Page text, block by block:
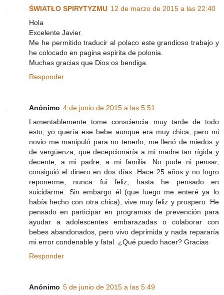
ŚWIATŁO SPIRYTYZMU 12 de marzo de 2015 a las 22:40
Hola
Excelente Javier.
Me he permitido traducir al polaco este grandioso trabajo y
he colocado en pagina espirita de polonia.
Muchas gracias que Dios os bendiga.
Responder
Anónimo 4 de junio de 2015 a las 5:51
Lamentablemente tome consciencia muy tarde de todo
esto, yo quería ese bebe aunque era muy chica, pero mi
novio me manipuló para no tenerlo, me llenó de miedos y
de vergüenza, que decepcionaría a mi madre tan rígida y
decente, a mi padre, a mi familia. No pude ni pensar,
consiguió el dinero en dos días. Hace 25 años y no logro
reponerme, nunca fui feliz, hasta he pensado en
suicidarme. Sin embargo él (que luego me enteré ya lo
había hecho con otra chica), vive muy feliz y prospero. He
pensado en participar en programas de prevención para
ayudar a adolescentes embarazadas o colaborar con
bebes abandonados, pero vivo deprimida y nada repararía
mi error condenable y fatal. ¿Qué puedo hacer? Gracias
Responder
Anónimo 5 de junio de 2015 a las 5:49